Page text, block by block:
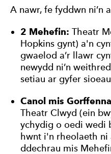
A nawr, fe fyddwn ni’n
2 Mehefin: Theatr
Hopkins gynt) a'n
gwaelod a’r llawr
newydd ni’n
setiau ar gyfer
Canol mis
Theatr Clwyd (ein
ychydig o oedi wedi
hwnt i'n rheolaeth ni
ddechrau mis